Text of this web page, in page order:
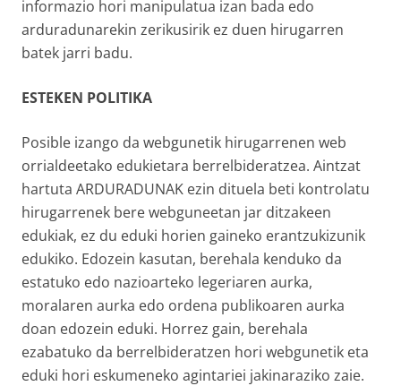
informazio hori manipulatua izan bada edo
arduradunarekin zerikusirik ez duen hirugarren
batek jarri badu.
ESTEKEN POLITIKA
Posible izango da webgunetik hirugarrenen web
orrialdeetako edukietara berrelbideratzea. Aintzat
hartuta ARDURADUNAK ezin dituela beti kontrolatu
hirugarrenek bere webguneetan jar ditzakeen
edukiak, ez du eduki horien gaineko erantzukizunik
edukiko. Edozein kasutan, berehala kenduko da
estatuko edo nazioarteko legeriaren aurka,
moralaren aurka edo ordena publikoaren aurka
doan edozein eduki. Horrez gain, berehala
ezabatuko da berrelbideratzen hori webgunetik eta
eduki hori eskumeneko agintariei jakinaraziko zaie.